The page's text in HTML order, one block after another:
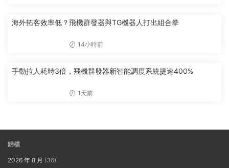
海外拓客效率低？飛機群發器與TG機器人打出組合拳
14小時前
手動拉人耗時3倍，飛機群發器新智能調度系統提速400%
1天前
歸檔
2026 年 8 月 (36)